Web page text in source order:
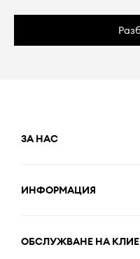
ЗА НАС
ИНФОРМАЦИЯ
ОБСЛУЖВАНЕ НА